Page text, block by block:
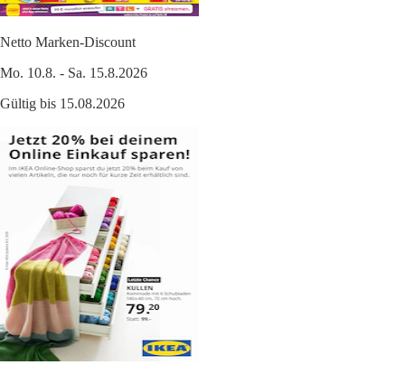
Netto Marken-Discount
Mo. 10.8. - Sa. 15.8.2026
Gültig bis 15.08.2026